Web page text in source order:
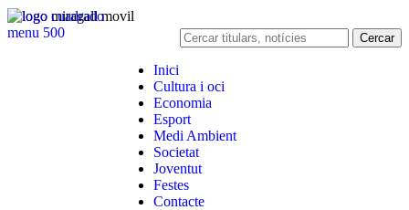
Inici
Cultura i oci
Economia
Esport
Medi Ambient
Societat
Joventut
Festes
Contacte